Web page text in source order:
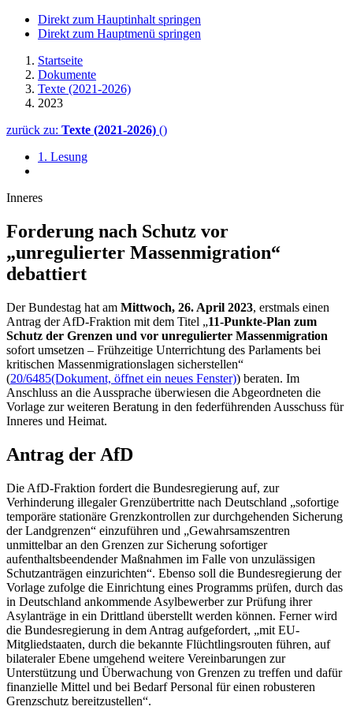
Direkt zum Hauptinhalt springen
Direkt zum Hauptmenü springen
Startseite
Dokumente
Texte (2021-2026)
2023
zurück zu: Texte (2021-2026) ()
1. Lesung
Inneres
Forderung nach Schutz vor
„unregulierter Massenmigration“
debattiert
Der Bundestag hat am Mittwoch, 26. April 2023, erstmals einen
Antrag der AfD-Fraktion mit dem Titel „11-Punkte-Plan zum
Schutz der Grenzen und vor unregulierter Massenmigration
sofort umsetzen – Frühzeitige Unterrichtung des Parlaments bei
kritischen Massenmigrationslagen sicherstellen“
(20/6485(Dokument, öffnet ein neues Fenster)) beraten. Im
Anschluss an die Aussprache überwiesen die Abgeordneten die
Vorlage zur weiteren Beratung in den federführenden Ausschuss für
Inneres und Heimat.
Antrag der AfD
Die AfD-Fraktion fordert die Bundesregierung auf, zur
Verhinderung illegaler Grenzübertritte nach Deutschland „sofortige
temporäre stationäre Grenzkontrollen zur durchgehenden Sicherung
der Landgrenzen“ einzuführen und „Gewahrsamszentren
unmittelbar an den Grenzen zur Sicherung sofortiger
aufenthaltsbeendender Maßnahmen im Falle von unzulässigen
Schutzanträgen einzurichten“. Ebenso soll die Bundesregierung der
Vorlage zufolge die Einrichtung eines Programms prüfen, durch das
in Deutschland ankommende Asylbewerber zur Prüfung ihrer
Asylanträge in ein Drittland überstellt werden können. Ferner wird
die Bundesregierung in dem Antrag aufgefordert, „mit EU-
Mitgliedstaaten, durch die bekannte Flüchtlingsrouten führen, auf
bilateraler Ebene umgehend weitere Vereinbarungen zur
Unterstützung und Überwachung von Grenzen zu treffen und dafür
finanzielle Mittel und bei Bedarf Personal für einen robusteren
Grenzschutz bereitzustellen“.